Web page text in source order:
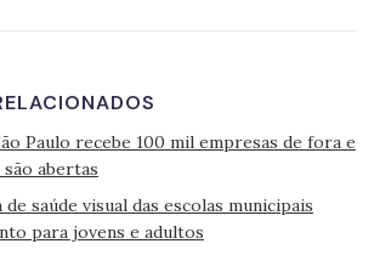
Paulo recebe 100 mil empresas de fora e
abertas
saúde visual das escolas municipais
para jovens e adultos